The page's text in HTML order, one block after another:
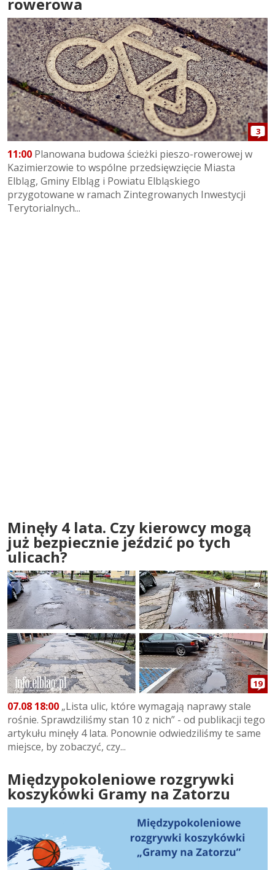
3
11:00 Planowana budowa ścieżki pieszo-rowerowej w
Kazimierzowie to wspólne przedsięwzięcie Miasta
Elbląg, Gminy Elbląg i Powiatu Elbląskiego
przygotowane w ramach Zintegrowanych Inwestycji
Terytorialnych...
Minęły 4 lata. Czy kierowcy mogą
już bezpiecznie jeździć po tych
ulicach?
19
07.08 18:00 „Lista ulic, które wymagają naprawy stale
rośnie. Sprawdziliśmy stan 10 z nich” - od publikacji tego
artykułu minęły 4 lata. Ponownie odwiedziliśmy te same
miejsce, by zobaczyć, czy...
Międzypokoleniowe rozgrywki
koszykówki Gramy na Zatorzu